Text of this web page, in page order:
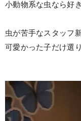
小動物系な虫なら好
虫が苦手なスタッフ
可愛かった子だけ選
動
画
プ